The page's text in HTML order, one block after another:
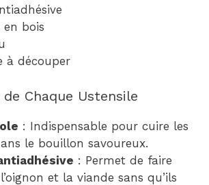
en bois
à découper
Chaque Ustensile
: Indispensable pour cuire les
le bouillon savoureux.
: Permet de faire
et la viande sans qu’ils